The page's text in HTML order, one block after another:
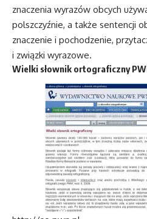
znaczenia wyrazów obcych
polszczyźnie, a także sentencji
znaczenie i pochodzenie,
i związki wyrazowe.
Wielki słownik ortograficzny